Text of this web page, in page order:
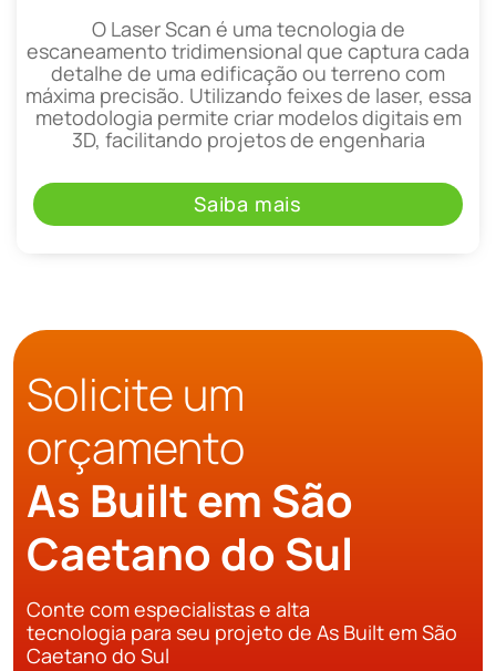
O Laser Scan é uma tecnologia de
escaneamento tridimensional que captura cada
detalhe de uma edificação ou terreno com
máxima precisão. Utilizando feixes de laser, essa
metodologia permite criar modelos digitais em
3D, facilitando projetos de engenharia
Saiba mais
Solicite um
orçamento
As Built em São
Caetano do Sul
Conte com especialistas e alta
tecnologia para seu projeto de As Built em São
Caetano do Sul